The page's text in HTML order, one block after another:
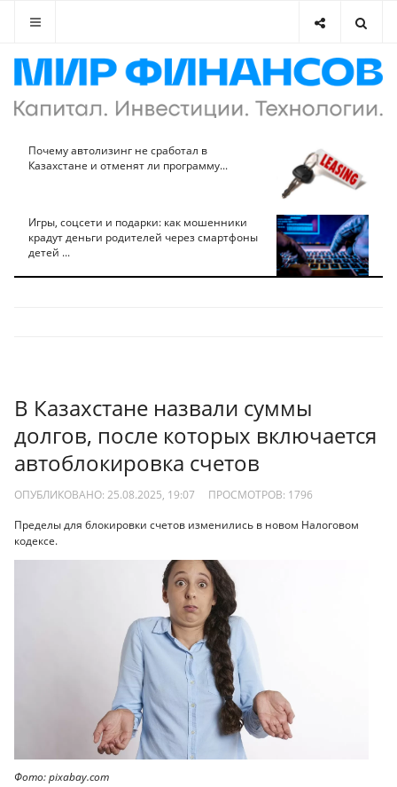
Почему автолизинг не сработал в
Казахстане и отменят ли программу...
Игры, соцсети и подарки: как мошенники
крадут деньги родителей через смартфоны
детей ...
В Казахстане назвали суммы
долгов, после которых включается
автоблокировка счетов
ОПУБЛИКОВАНО: 25.08.2025, 19:07 ПРОСМОТРОВ: 1796
Пределы для блокировки счетов изменились в новом Налоговом
кодексе.
Фото: pixabay.com